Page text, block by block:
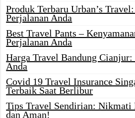
Produk Terbaru Urban’s
Perjalanan Anda
Best Travel Pants –
Perjalanan Anda
Harga Travel Bandung Cianjur:
Anda
Covid 19 Travel Insurance
Terbaik Saat Berlibur
Tips Travel Sendirian: Nikmati
dan Aman!